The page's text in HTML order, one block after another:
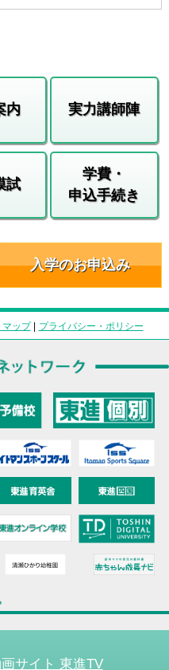
内 実力講師陣
試
学費・
申込手続き
入学のお申込み
マップ| プライバシー・ポリシー
サイト 東進TV